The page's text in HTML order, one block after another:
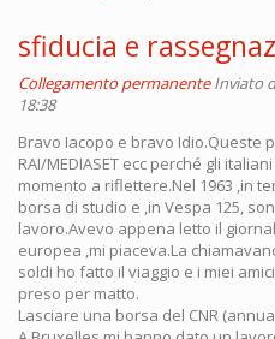
sfiducia e
Collegamento permanente Inviato
18:38
Bravo Iacopo e bravo Idio.Queste
RAI/MEDIASET ecc perché gli
momento a riflettere.Nel 1963 ,in
borsa di studio e ,in Vespa 125,
lavoro.Avevo appena letto il
europea ,mi piaceva.La
soldi ho fatto il viaggio e i miei
preso per matto.
Lasciare una borsa del CNR